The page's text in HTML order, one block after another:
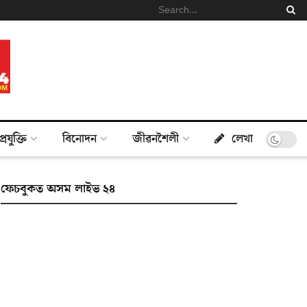
প্ৰযুক্তি বিনোদন জীৱনশৈলী লেখা
ফেচবুকত অসম লাইভ ২৪